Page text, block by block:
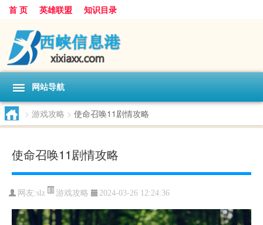
首 页 英雄联盟 知识目录
网站导航
> 游戏攻略 > 使命召唤11剧情攻略
使命召唤11剧情攻略
网友:slz 游戏攻略 2024-03-26 12:24:36